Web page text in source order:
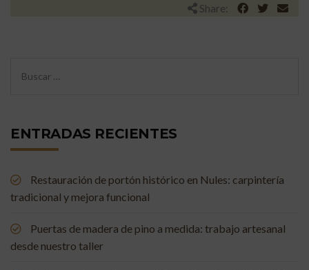
Share:
ENTRADAS RECIENTES
Restauración de portón histórico en Nules: carpintería
tradicional y mejora funcional
Puertas de madera de pino a medida: trabajo artesanal
desde nuestro taller